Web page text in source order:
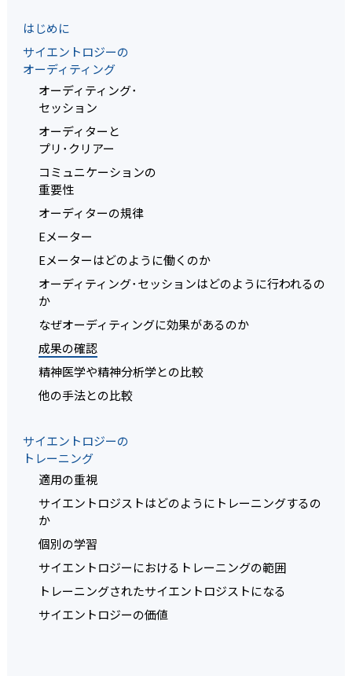
はじめに
サイエントロジーの
オーディティング
オーディティング･
セッション
オーディターと
プリ･クリアー
コミュニケーションの
重要性
オーディターの規律
Eメーター
Eメーターはどのように働くのか
オーディティング･セッションはどのように行われるの
か
なぜオーディティングに効果があるのか
成果の確認
精神医学や精神分析学との比較
他の手法との比較
サイエントロジーの
トレーニング
適用の重視
サイエントロジストはどのようにトレーニングするの
か
個別の学習
サイエントロジーにおけるトレーニングの範囲
トレーニングされたサイエントロジストになる
サイエントロジーの価値